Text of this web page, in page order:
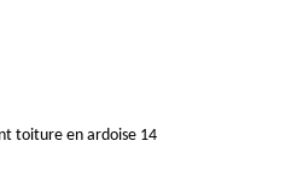
toiture en ardoise 14